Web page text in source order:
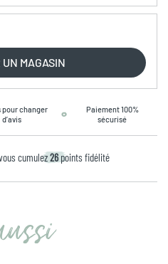
MAGASIN
pour changer
d’avis
Paiement 100%
sécurisé
cumulez26 points fidélité